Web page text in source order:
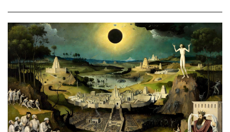
jafnt sem styrkj­um til menn­ing­ar­mála. Þá hafi katalónsk­an hlot­
ið með­byr.